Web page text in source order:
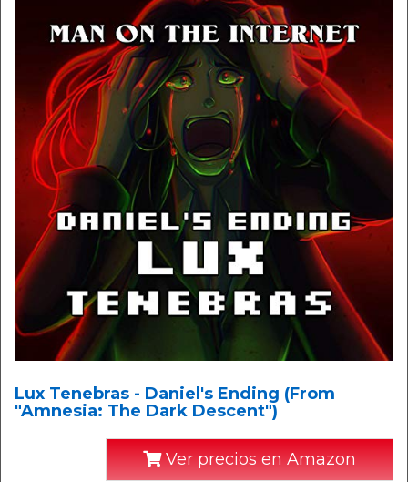
Lux Tenebras - Daniel's Ending (From
"Amnesia: The Dark Descent")
Ver precios en Amazon